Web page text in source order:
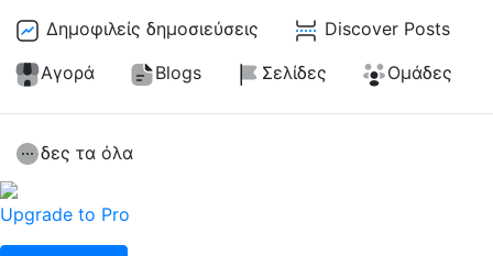
Δημοφιλείς δημοσιεύσεις
Discover Posts
Αγορά
Blogs Σελίδες Ομάδες
δες τα όλα
Upgrade to Pro